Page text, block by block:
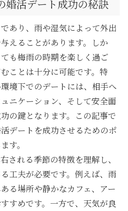
婚活デート成功の秘訣
あり、雨や湿気によって外出
えることがあります。しか
も梅雨の時期を楽しく過ご
ことは十分に可能です。特
境下でのデートには、相手へ
ニケーション、そして安全面
の鍵となります。この記事で
デートを成功させるためのポ
す。
される季節の特徴を理解し、
工夫が必要です。例えば、雨
る場所や静かなカフェ、アー
すめです。一方で、天気が良